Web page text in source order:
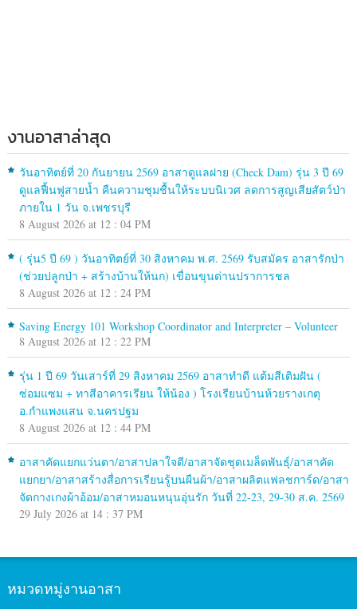
งานอาสาล่าสุด
วันอาทิตย์ที่ 20 กันยายน 2569 อาสาดูแลฝาย (Check Dam) รุ่น 3 ปี 69
ดูแลฟื้นฟูสายน้ำ คืนความชุมชื้นให้ระบบนิเวศ ลดการสูญเสียสัตว์ป่า
ภายใน 1 วัน จ.เพชรบุรี
8 August 2026 at 12 : 04 PM
( รุ่น5 ปี 69 ) วันอาทิตย์ที่ 30 สิงหาคม พ.ศ. 2569 รับสมัคร อาสารักป่า
(ช่วยปลูกป่า + สร้างบ้านให้นก) เขื่อนขุนด่านปราการชล
8 August 2026 at 12 : 24 PM
Saving Energy 101 Workshop Coordinator and Interpreter – Volunteer
8 August 2026 at 12 : 22 PM
รุ่น 1 ปี 69 วันเสาร์ที่ 29 สิงหาคม 2569 อาสาทำดี แต้มสีเติมฝัน (
ซ่อมแซม + ทาสีอาคารเรียน ให้น้อง ) โรงเรียนบ้านห้วยรางเกตุ
อ.กำแพงแสน จ.นครปฐม
8 August 2026 at 12 : 44 PM
อาสาคัดแยกแว่นตา/อาสาปลาใจดี/อาสาจัดชุดเมล็ดพันธุ์/อาสาคัด
แยกยา/อาสาสร้างสื่อการเรียนรู้บนผืนผ้า/อาสาผลิตแฟลชการ์ด/อาสา
จัดกางเกงผ้าอ้อม/อาสาหมอนหนุนอุ่นรัก วันที่ 22-23, 29-30 ส.ค. 2569
29 July 2026 at 14 : 37 PM
หมวดหมู่งานอาสา